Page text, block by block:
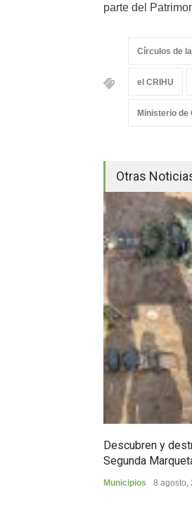
parte del
Círculos de
el CRIHU
Ministerio de
Otras
Descubren y
Segunda
Municipios 8 agosto,